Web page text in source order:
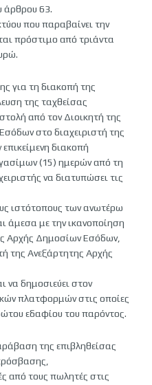
άρθρου 63.
που παραβαίνει την
πρόστιμο από τριάντα
για τη διακοπή της
της ταχθείσας
από τον Διοικητή της
στο διαχειριστή της
διακοπή
(15) ημερών από τη
να διατυπώσει τις
ιστότοπους των ανωτέρω
άμεσα με την ικανοποίηση
Αρχής Δημοσίων Εσόδων,
της Ανεξάρτητης Αρχής
να δημοσιεύει στον
πλατφορμών στις οποίες
εδαφίου του παρόντος.
της επιβληθείσας
από τους πωλητές στις